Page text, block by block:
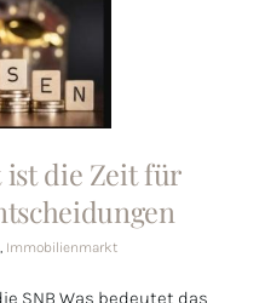
0%.
die
ist die Zeit für
, Immobilienmarkt
SNB Was bedeutet das